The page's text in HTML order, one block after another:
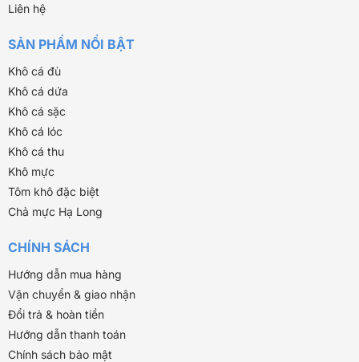
Liên hệ
SẢN PHẨM NỔI BẬT
Khô cá đù
Khô cá dứa
Khô cá sặc
Khô cá lóc
Khô cá thu
Khô mực
Tôm khô đặc biệt
Chả mực Hạ Long
CHÍNH SÁCH
Hướng dẫn mua hàng
Vận chuyển & giao nhận
Đổi trả & hoàn tiền
Hướng dẫn thanh toán
Chính sách bảo mật